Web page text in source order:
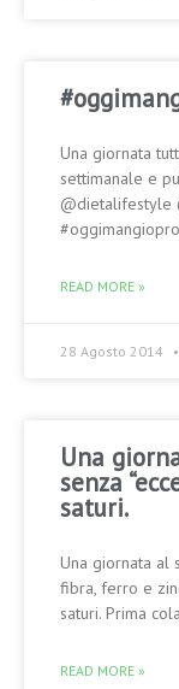
Una giornata
settimanale e
@dietalifestyle
READ MORE »
28 Agosto 2014
Una
senza
saturi.
Una giornata al
fibra, ferro e
saturi. Prima
READ MORE »